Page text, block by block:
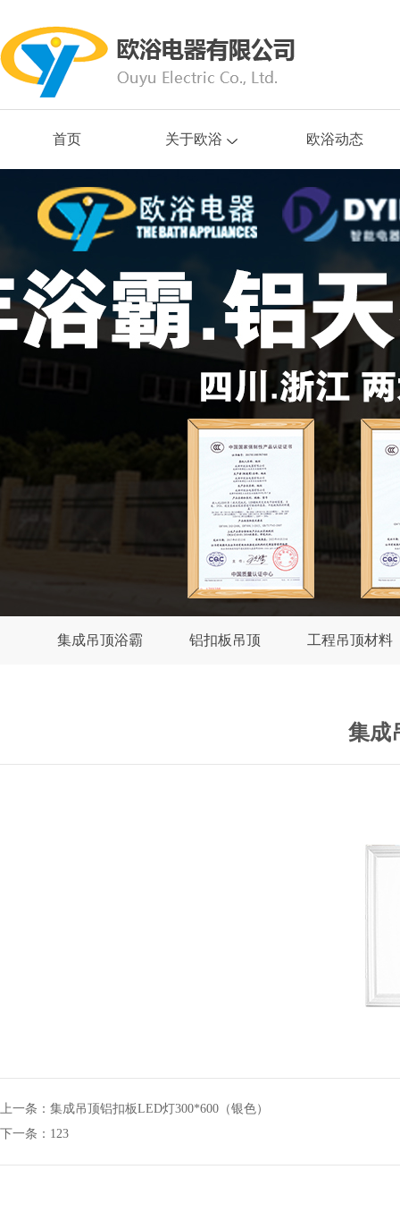
首页 关于欧浴 欧浴动态
集成吊顶浴霸 铝扣板吊顶 工程吊顶材料
集成
上一条：集成吊顶铝扣板LED灯300*600（银色）
下一条：123